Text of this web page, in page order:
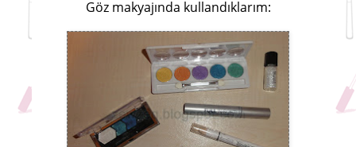
Göz makyajında kullandıklarım: